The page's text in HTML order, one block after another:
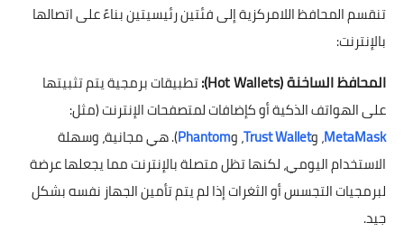
تنقسم المحافظ اللامركزية إلى فئتين رئيسيتين بناءً على اتصالها
بالإنترنت:
المحافظ الساخنة (Hot Wallets):
تطبيقات برمجية يتم تثبيتها
على الهواتف الذكية أو كإضافات لمتصفحات الإنترنت (مثل:
MetaMask، وTrust Wallet، وPhantom). هي مجانية، وسهلة
الاستخدام اليومي، لكنها تظل متصلة بالإنترنت مما يجعلها عرضة
لبرمجيات التجسس أو الثغرات إذا لم يتم تأمين الجهاز نفسه بشكل
جيد.